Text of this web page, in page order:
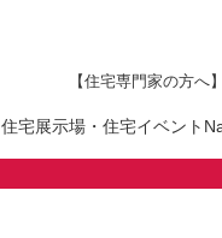
【住宅専門家の方へ
住宅展示場・住宅イベント